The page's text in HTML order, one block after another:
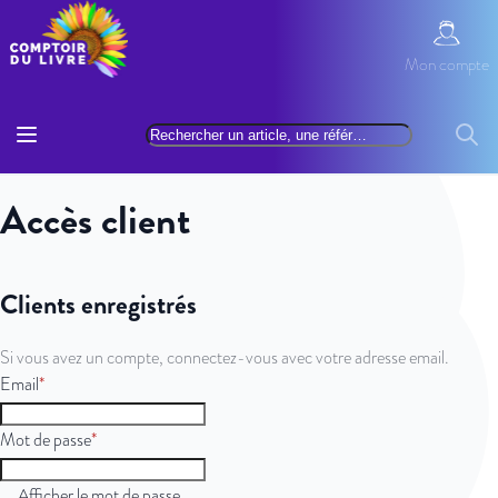
Allez au contenu
Rechercher
Mon
Mon compte
Accès client
Clients enregistrés
Si vous avez un compte, connectez-vous avec votre adresse email.
Email
Mot de passe